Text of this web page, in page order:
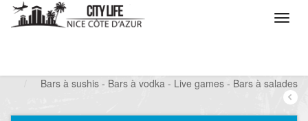
Bars à sushis - Bars à vodka - Live games - Bars à salades